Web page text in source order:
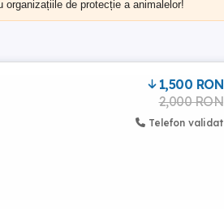
de protecție a animalelor!
1,500 RON
2,000 RON
Telefon validat